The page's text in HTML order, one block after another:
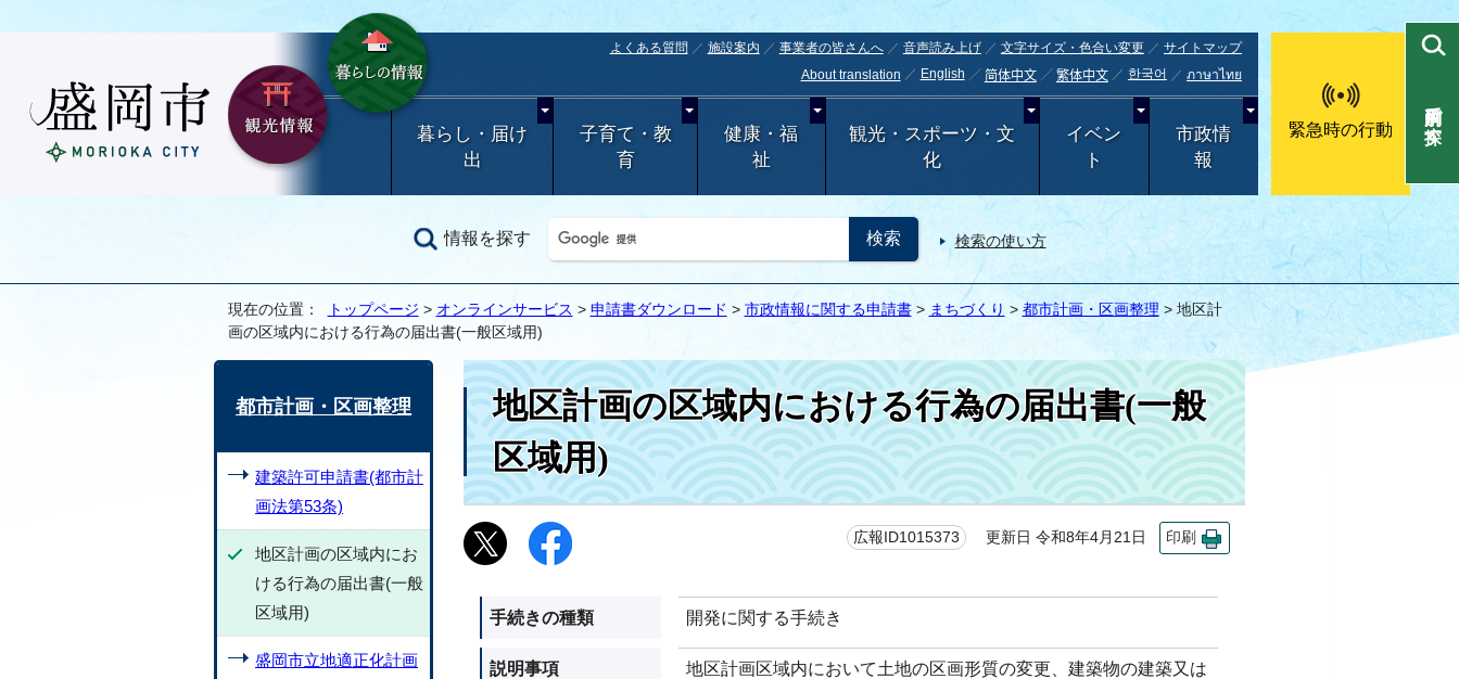
よくある質問 施設案内 事業者の皆さんへ 音声読み上げ 文字サイズ・色合い変更
サイトマップ
About translation
English 简体中文 繁体中文 한국어 ภาษาไทย
暮らし・届け
出
子育て・教
育
健康・福
祉
観光・スポーツ・文
化
イベン
ト
市政情
報
緊急時の行動
情報を探す 検索の使い方
目的別で探す
現在の位置： トップページ > オンラインサービス > 申請書ダウンロード > 市政情報に関する申請書> まちづくり > 都市計画・区画整理 > 地区計
画の区域内における行為の届出書(一般区域用)
地区計画の区域内における行為の届出書(一般
区域用)
広報ID1015373 更新日 令和8年4月21日 印刷
手続きの種類 開発に関する手続き
説明事項
地区計画区域内において土地の区画形質の変更、建築物の建築又は
都市計画・区画整理
建築許可申請書(都市計
画法第53条)
地区計画の区域内にお
ける行為の届出書(一般
区域用)
盛岡市立地適正化計画